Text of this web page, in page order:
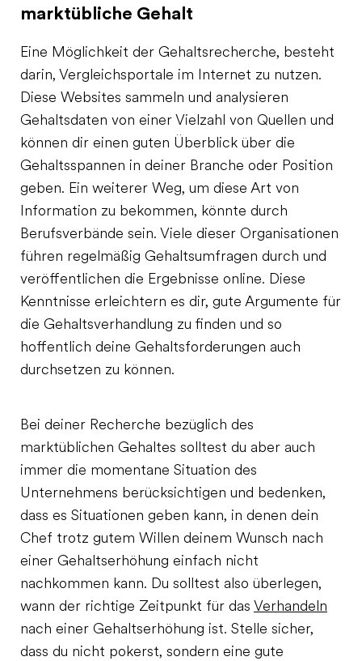
marktübliche Gehalt
Eine Möglichkeit der Gehaltsrecherche, besteht
darin, Vergleichsportale im Internet zu nutzen.
Diese Websites sammeln und analysieren
Gehaltsdaten von einer Vielzahl von Quellen und
können dir einen guten Überblick über die
Gehaltsspannen in deiner Branche oder Position
geben. Ein weiterer Weg, um diese Art von
Information zu bekommen, könnte durch
Berufsverbände sein. Viele dieser Organisationen
führen regelmäßig Gehaltsumfragen durch und
veröffentlichen die Ergebnisse online. Diese
Kenntnisse erleichtern es dir, gute Argumente für
die Gehaltsverhandlung zu finden und so
hoffentlich deine Gehaltsforderungen auch
durchsetzen zu können.
Bei deiner Recherche bezüglich des
marktüblichen Gehaltes solltest du aber auch
immer die momentane Situation des
Unternehmens berücksichtigen und bedenken,
dass es Situationen geben kann, in denen dein
Chef trotz gutem Willen deinem Wunsch nach
einer Gehaltserhöhung einfach nicht
nachkommen kann. Du solltest also überlegen,
wann der richtige Zeitpunkt für das Verhandeln
nach einer Gehaltserhöhung ist. Stelle sicher,
dass du nicht pokerst, sondern eine gute